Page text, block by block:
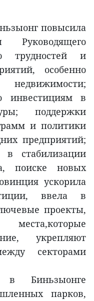
повысила
Руководящего
трудностей и
особенно
инвестициям в
поддержки
и политики
предприятий;
в стабилизации
поиске новых
ускорила
ввела в
проекты,
укрепляют
секторами
Биньзыонге
парков,